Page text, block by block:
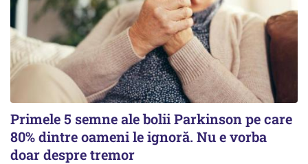
Primele 5 semne ale bolii Parkinson pe care
80% dintre oameni le ignoră. Nu e vorba
doar despre tremor